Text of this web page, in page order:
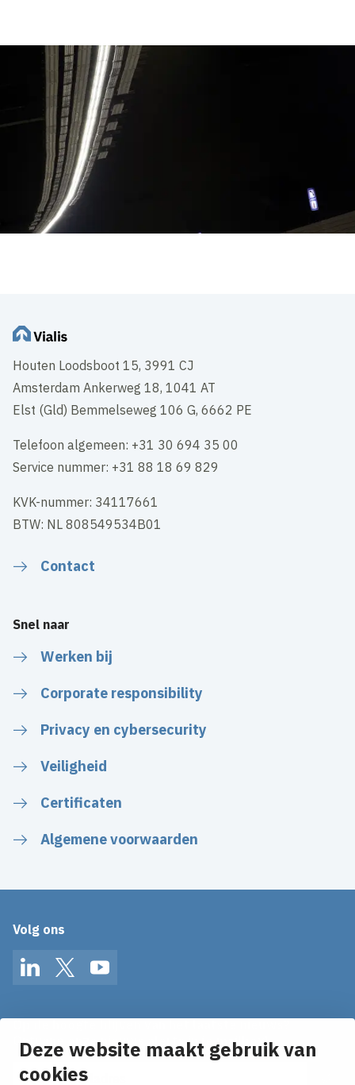
Deze website maakt gebruik van
cookies
Houten Loodsboot 15, 3991 CJ
Amsterdam Ankerweg 18, 1041 AT
Elst (Gld) Bemmelseweg 106 G, 6662 PE
Telefoon algemeen: +31 30 694 35 00
Service nummer: +31 88 18 69 829
KVK-nummer: 34117661
BTW: NL 808549534B01
Contact
Snel naar
Werken bij
Corporate responsibility
Privacy en cybersecurity
Veiligheid
Certificaten
Algemene voorwaarden
Volg ons
LinkedInTwitterYouTube
Ontvang onze nieuws alerts in je mailbox!
E-mailadres